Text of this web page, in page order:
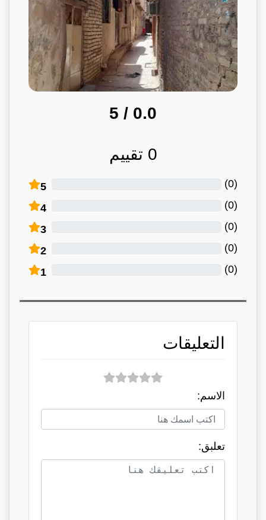
0.0
/ 5
0 تقييم
5 (
0
)
4 (
0
)
3 (
0
)
2 (
0
)
1 (
0
)
التعليقات
الاسم:
تعلبق: